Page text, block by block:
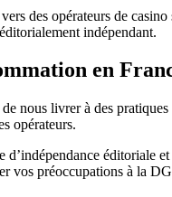
des opérateurs de
indépendant.
en
nous livrer à des
opérateurs.
éditoriale
vos préoccupations à la